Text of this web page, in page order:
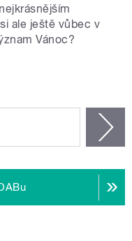
ale ještě vůbec v
Vánoc?